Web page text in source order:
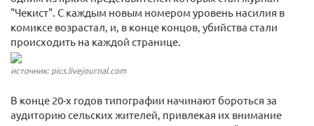
"Чекист". С каждым новым номером уровень насилия в
комиксе возрастал, и, в конце концов, убийства стали
происходить на каждой странице.
источник: pics.livejournal.com
В конце 20-х годов типографии начинают бороться за
аудиторию сельских жителей, привлекая их внимание